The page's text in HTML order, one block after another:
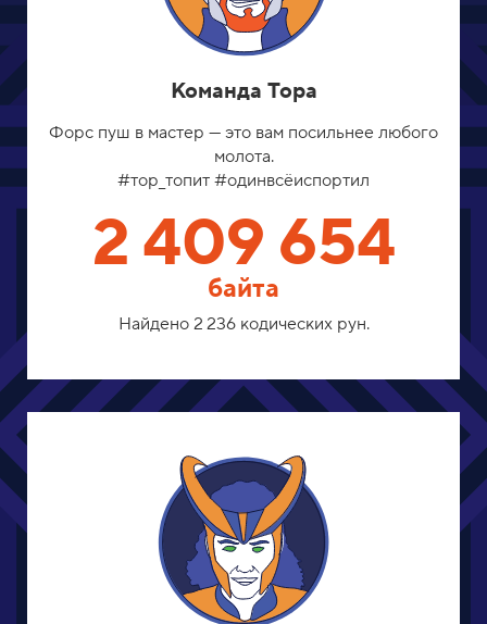
Команда Тора
Форс пуш в мастер — это вам посильнее любого
молота.
#тор_топит #одинвсёиспортил
2 409 654
байта
Найдено 2 236 кодических рун.